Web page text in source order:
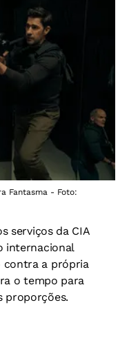
Fantasma - Foto:
serviços da CIA
internacional
contra a própria
o tempo para
proporções.